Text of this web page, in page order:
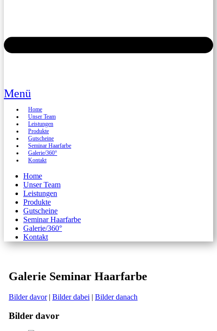
Menü
Home
Unser Team
Leistungen
Produkte
Gutscheine
Seminar Haarfarbe
Galerie/360°
Kontakt
Home
Unser Team
Leistungen
Produkte
Gutscheine
Seminar Haarfarbe
Galerie/360°
Kontakt
Galerie Seminar Haarfarbe
Bilder davor| Bilder dabei | Bilder danach
Bilder davor